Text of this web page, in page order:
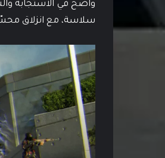
واضح في الاستجابة
سلاسة، مع انزلاق